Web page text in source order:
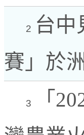
2 台
賽」於
3
「